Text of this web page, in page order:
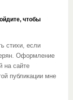
чтобы
стихи, если
Оформление
на сайте
публикации мне